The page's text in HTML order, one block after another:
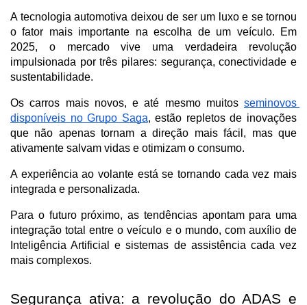
A tecnologia automotiva deixou de ser um luxo e se tornou
o fator mais importante na escolha de um veículo. Em
2025, o mercado vive uma verdadeira revolução
impulsionada por três pilares: segurança, conectividade e
sustentabilidade.
Os carros mais novos, e até mesmo muitos seminovos
disponíveis no Grupo Saga, estão repletos de inovações
que não apenas tornam a direção mais fácil, mas que
ativamente salvam vidas e otimizam o consumo.
A experiência ao volante está se tornando cada vez mais
integrada e personalizada.
Para o futuro próximo, as tendências apontam para uma
integração total entre o veículo e o mundo, com auxílio de
Inteligência Artificial e sistemas de assistência cada vez
mais complexos.
Segurança ativa: a revolução do ADAS e